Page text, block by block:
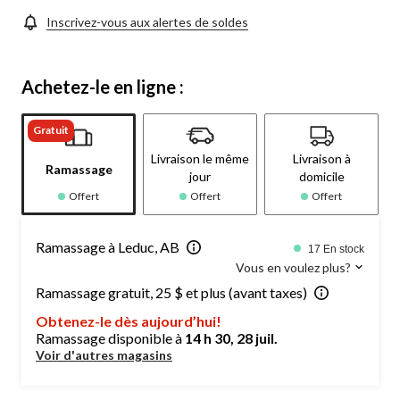
Inscrivez-vous aux alertes de soldes
Achetez-le en ligne :
Gratuit
Ramassage
Offert
Livraison le même
jour
Offert
Livraison à
domicile
Offert
Ramassage à Leduc, AB 17 En stock
Vous en voulez plus?
Ramassage gratuit, 25 $ et plus (avant taxes)
Obtenez-le dès aujourd’hui!
Ramassage disponible à 14 h 30, 28 juil.
Voir d'autres magasins